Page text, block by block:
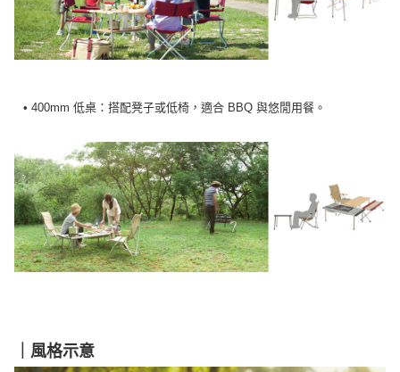
• 400mm 低桌：搭配凳子或低椅，適合 BBQ 與悠閒用餐。
｜風格示意